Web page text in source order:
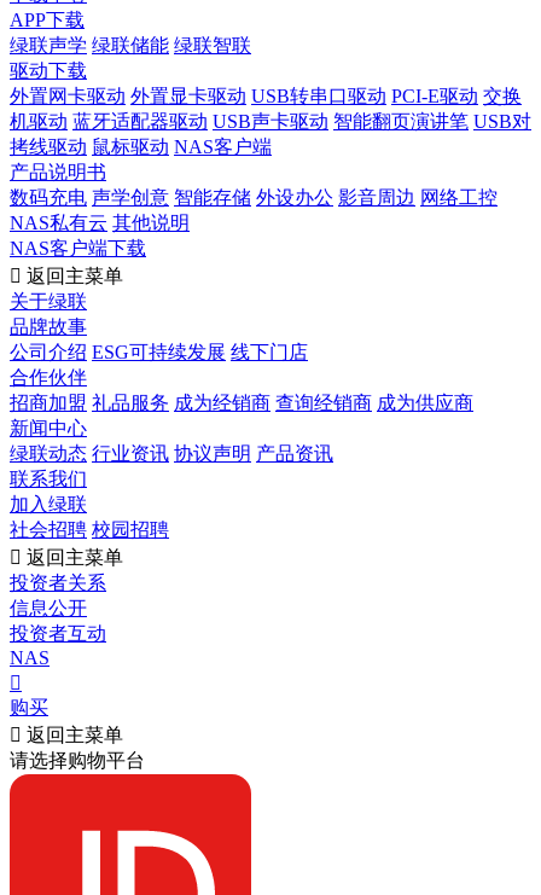
APP下载
绿联声学 绿联储能 绿联智联
驱动下载
外置网卡驱动 外置显卡驱动 USB转串口驱动 PCI-E驱动 交换
机驱动 蓝牙适配器驱动 USB声卡驱动 智能翻页演讲笔 USB对
拷线驱动 鼠标驱动 NAS客户端
产品说明书
数码充电 声学创意 智能存储 外设办公 影音周边 网络工控
NAS私有云 其他说明
NAS客户端下载
 返回主菜单
关于绿联
品牌故事
公司介绍 ESG可持续发展 线下门店
合作伙伴
招商加盟 礼品服务 成为经销商 查询经销商 成为供应商
新闻中心
绿联动态 行业资讯 协议声明 产品资讯
联系我们
加入绿联
社会招聘 校园招聘
 返回主菜单
投资者关系
信息公开
投资者互动
NAS

购买
 返回主菜单
请选择购物平台